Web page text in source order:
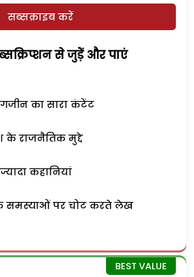
सब्सक्राइब करें
से जुड़ेें और पाएं
का सारा कंटेंट
के राजनैतिक मुद्दे
कहानियां
समस्याओं पर चोट करते लेख